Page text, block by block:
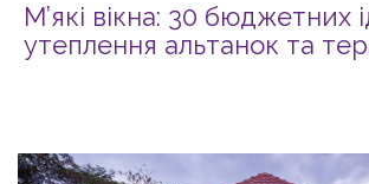
М’які вікна: 30 бюджетних
утеплення альтанок та